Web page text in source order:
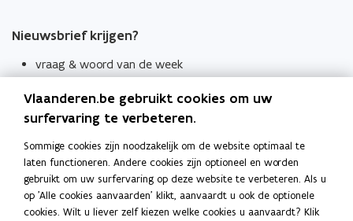
Nieuwsbrief krijgen?
vraag & woord van de week
Schrijf je in
Thema's
Taaladviezen
Spellingregels
Vlaanderen.be gebruikt cookies om uw
surfervaring te verbeteren.
Sommige cookies zijn noodzakelijk om de website optimaal te
laten functioneren. Andere cookies zijn optioneel en worden
gebruikt om uw surfervaring op deze website te verbeteren. Als u
op 'Alle cookies aanvaarden' klikt, aanvaardt u ook de optionele
cookies. Wilt u liever zelf kiezen welke cookies u aanvaardt? Klik